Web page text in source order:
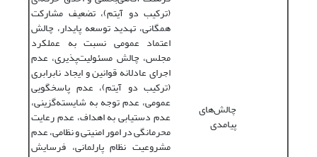
چالش‌های
پیامدی
(ترکیب دو آیتم)، تضعیف مشارکت
همگانی، تهدید توسعه پایدار، چالش
اعتماد عمومی نسبت به عملکرد
مجلس، چالش مسئولیت‌پذیری، عدم
اجرای عادلانه قوانین و ایجاد نابرابری
(ترکیب دو آیتم)، عدم پاسخگویی
عمومی، عدم توجه به شایسته‌گزینی،
عدم دستیابی به اهداف، عدم رعایت
محرمانگی در امور امنیتی و نظامی، عدم
مشروعیت نظام پارلمانی، فرسایش